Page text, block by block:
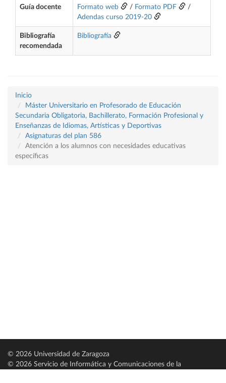
Guía docente Formato web / Formato PDF
/
Adendas curso 2019-20
Bibliografía
recomendada
Bibliografía
Inicio
Máster Universitario en Profesorado de Educación
Secundaria Obligatoria, Bachillerato, Formación Profesional y
Enseñanzas de Idiomas, Artísticas y Deportivas
Asignaturas del plan 586
Atención a los alumnos con necesidades educativas
específicas
© 2026 Universidad de Zaragoza
© 2026 Servicio de Informática y Comunicaciones de la